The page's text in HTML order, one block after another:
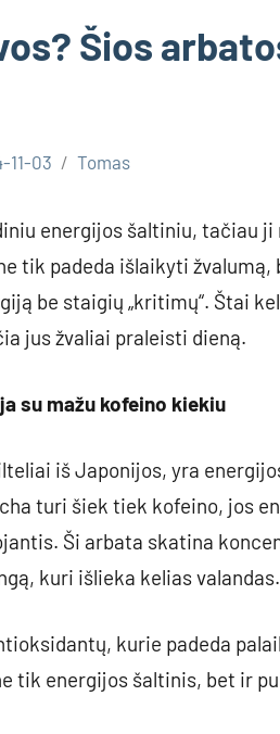
Šios
11-03 Tomas
energijos šaltiniu, tačiau
tik padeda išlaikyti
be staigių „kritimų“. Štai
jus žvaliai praleisti dieną.
su mažu kofeino kiekiu
iš Japonijos, yra
turi šiek tiek kofeino, jos
Ši arbata skatina
kuri išlieka kelias valandas.
kurie padeda
tik energijos šaltinis, bet ir